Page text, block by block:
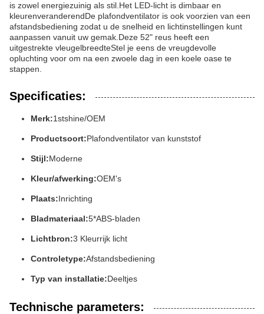
is zowel energiezuinig als stil.Het LED-licht is dimbaar en
kleurenveranderendDe plafondventilator is ook voorzien van een
afstandsbediening zodat u de snelheid en lichtinstellingen kunt
aanpassen vanuit uw gemak.Deze 52" reus heeft een
uitgestrekte vleugelbreedteStel je eens de vreugdevolle
opluchting voor om na een zwoele dag in een koele oase te
stappen.
Specificaties:
Merk:1stshine/OEM
Productsoort:Plafondventilator van kunststof
Stijl:Moderne
Kleur/afwerking:OEM's
Plaats:Inrichting
Bladmateriaal:5*ABS-bladen
Lichtbron:3 Kleurrijk licht
Controletype:Afstandsbediening
Typ van installatie:Deeltjes
Technische parameters: